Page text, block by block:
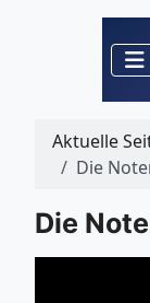
Aktuelle
Die
Die